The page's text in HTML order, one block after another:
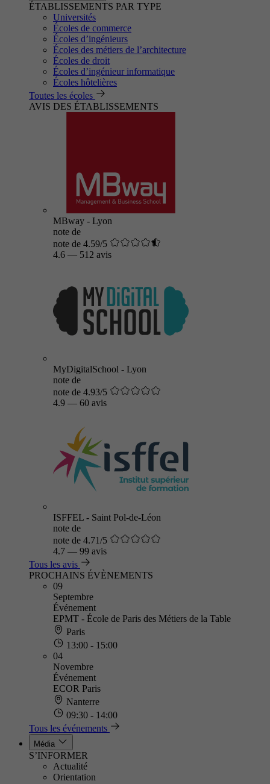
ÉTABLISSEMENTS PAR TYPE
Universités
Écoles de commerce
Écoles d’ingénieurs
Écoles des métiers de l’architecture
Écoles de droit
Écoles d’ingénieur informatique
Écoles hôtelières
Toutes les écoles
AVIS DES ÉTABLISSEMENTS
MBway - Lyon
note de
note de 4.59/5
4.6 — 512 avis
MyDigitalSchool - Lyon
note de
note de 4.93/5
4.9 — 60 avis
ISFFEL - Saint Pol-de-Léon
note de
note de 4.71/5
4.7 — 99 avis
Tous les avis
PROCHAINS ÉVÈNEMENTS
09
Septembre
Événement
EPMT - École de Paris des Métiers de la Table
Paris
13:00 - 15:00
04
Novembre
Événement
ECOR Paris
Nanterre
09:30 - 14:00
Tous les événements
Média
S’INFORMER
Actualité
Orientation